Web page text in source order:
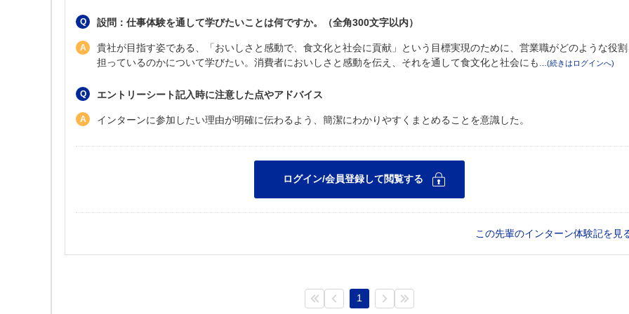
設問：仕事体験を通して学びたいことは何ですか。（全角300文字以内）
貴社が目指す姿である、「おいしさと感動で、食文化と社会に貢献」という目標実現のために、営業職がどのような役
担っているのかについて学びたい。消費者においしさと感動を伝え、それを通して食文化と社会にも
エントリーシート記入時に注意した点やアドバイス
インターンに参加したい理由が明確に伝わるよう、簡潔にわかりやすくまとめることを意識した。
この先輩のインターン体験記を見
1